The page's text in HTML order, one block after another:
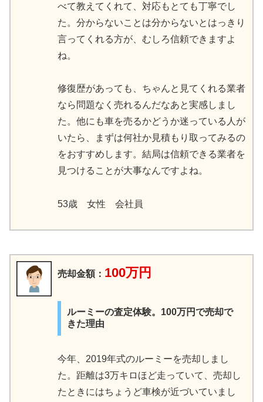
べて教えてくれて、対応もとても丁寧でし
た。分からないことは分からないとはっきり
言ってくれる方が、むしろ信頼できますよ
ね。
修復歴があっても、ちゃんと見てくれる業者
なら問題なく売れるんだなあと実感しまし
た。他にも車を売るかどうか迷っている人が
いたら、まずは何社か見積もり取ってみるの
をおすすめします。結局は信頼できる業者を
見つけることが大事なんですよね。
53歳 女性 会社員
売却金額： 100万円
ルーミーの査定体験。100万円で売却で
きた理由
今年、2019年式のルーミーを売却しまし
た。距離は3万キロほど走っていて、売却し
たときにはちょうど車検が近づいていまし